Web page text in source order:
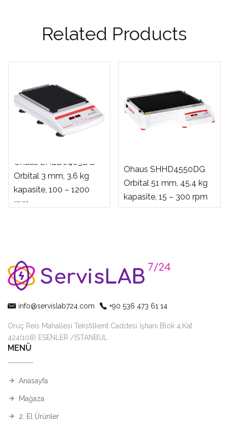
Related Products
Ohaus SHLD0403DG
Orbital 3 mm, 3.6 kg
kapasite, 100 – 1200
rpm
Ohaus SHHD4550DG
Orbital 51 mm, 45.4 kg
kapasite, 15 – 300 rpm
info@servislab724.com +90 536 473 61 14
Oruç Reis Mahallesi Tekstilkent Caddesi İşhanı Blok 4.Kat
424(108) ESENLER /İSTANBUL
MENÜ
Anasayfa
Mağaza
2. El Ürünler